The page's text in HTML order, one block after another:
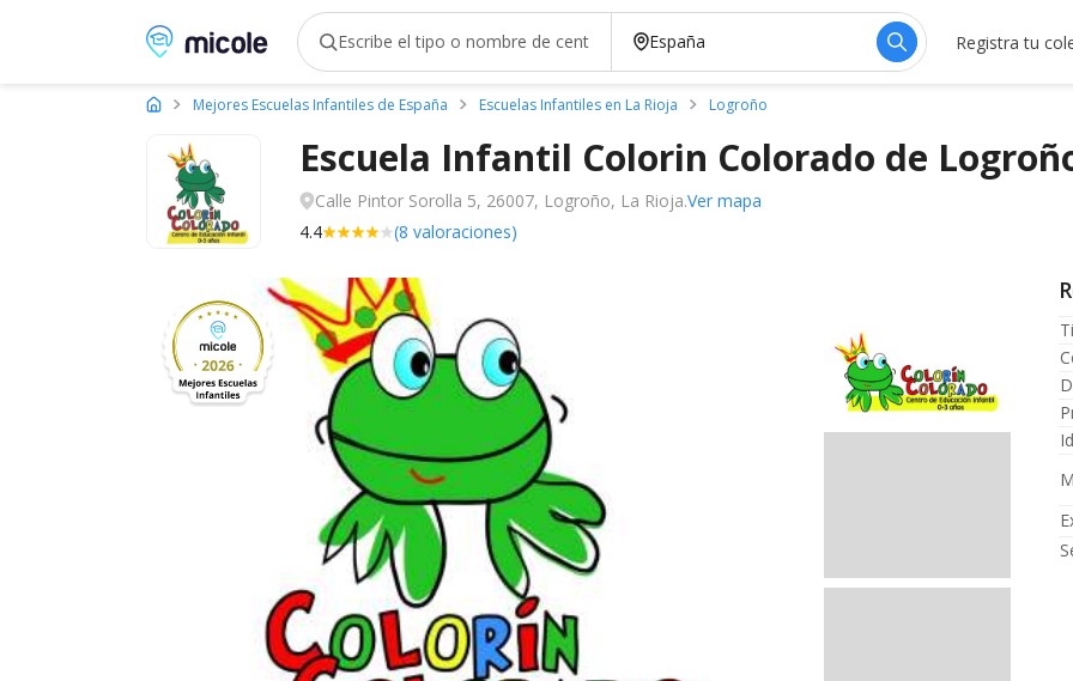
Micole, buscador de colegios Registra tu
Mejores Escuelas Infantiles de España Escuelas Infantiles en La Rioja Logroño
Escuela Infantil Colorin Colorado de
Calle Pintor Sorolla 5, 26007, Logroño, La Rioja.Ver mapa
4.4
(8 valoraciones)